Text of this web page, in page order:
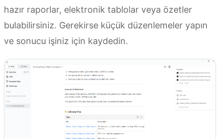
hazır raporlar, elektronik tablolar veya özetler
bulabilirsiniz. Gerekirse küçük düzenlemeler yapın
ve sonucu işiniz için kaydedin.